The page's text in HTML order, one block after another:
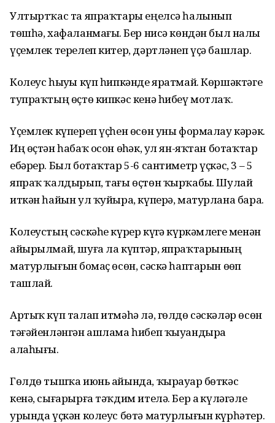
Ултыртҡас та япраҡтары еңелсә һалынып
төшһә, хафаланмағыҙ. Бер нисә көндән был наҙлы
үҫем­лек терелеп китер, дәртләнеп үҫә башлар.
Колеус һыуҙы күп һипкәнде яратмай. Көршәктәге
тупраҡтың өҫтө кипкәс кенә һибеү мотлаҡ.
Үҫемлек күпереп үҫһен өсөн уны формалау кәрәк.
Иң өҫтән һабаҡ осон өҙһәк, ул ян-яҡтан ботаҡтар
ебәрер. Был ботаҡтар 5-6 сантиметр үҫкәс, 3 – 5
япраҡ ҡалдырып, тағы өҫтөн ҡырҡабыҙ. Шулай
иткән һайын ул ҡуйыра, күперә, матурлана бара.
Колеустың сәскәһе күрер күҙгә күркәмлеге менән
айырылмай, шуға ла күптәр, япраҡтарының
матурлығын боҙмаҫ өсөн, сәскә һаптарын өҙөп
ташлай.
Артыҡ күп талап итмәһә лә, гөлдө сәскәләр өсөн
тәғәйен­ләнгән ашлама һибеп ҡыуандыра
алаһығыҙ.
Гөлдө тышҡа июнь айында, ҡырауҙар бөткәс
кенә, сығарырға тәҡдим ителә. Бер аҙ күләгәле
урында үҫкән колеус бөтә матур­лығын күрһәтер.